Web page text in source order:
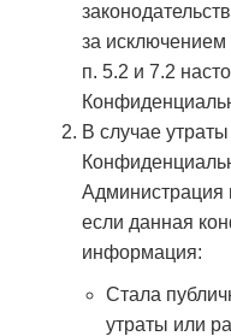
за
п. 5.2 и 7.2
В случае
Администрация
если данная
информация:
Стала
утраты или